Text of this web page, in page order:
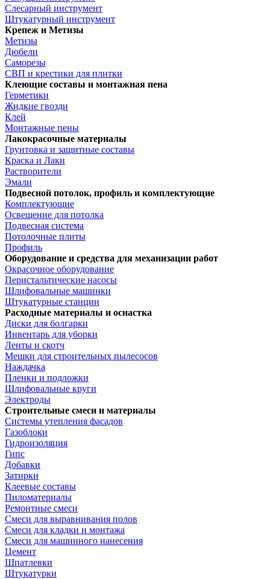
Слесарный инструмент
Штукатурный инструмент
Крепеж и Метизы
Метизы
Дюбели
Саморезы
СВП и крестики для плитки
Клеющие составы и монтажная пена
Герметики
Жидкие гвозди
Клей
Монтажные пены
Лакокрасочные материалы
Грунтовка и защитные составы
Краска и Лаки
Растворители
Эмали
Подвесной потолок, профиль и комплектующие
Комплектующие
Освещение для потолка
Подвесная система
Потолочные плиты
Профиль
Оборудование и средства для механизации работ
Окрасочное оборудование
Перистальтические насосы
Шлифовальные машинки
Штукатурные станции
Расходные материалы и оснастка
Диски для болгарки
Инвентарь для уборки
Ленты и скотч
Мешки для строительных пылесосов
Наждачка
Пленки и подложки
Шлифовальные круги
Электроды
Строительные смеси и материалы
Системы утепления фасадов
Газоблоки
Гидроизоляция
Гипс
Добавки
Затирки
Клеевые составы
Пиломатериалы
Ремонтные смеси
Смеси для выравнивания полов
Смеси для кладки и монтажа
Смеси для машинного нанесения
Цемент
Шпатлевки
Штукатурки